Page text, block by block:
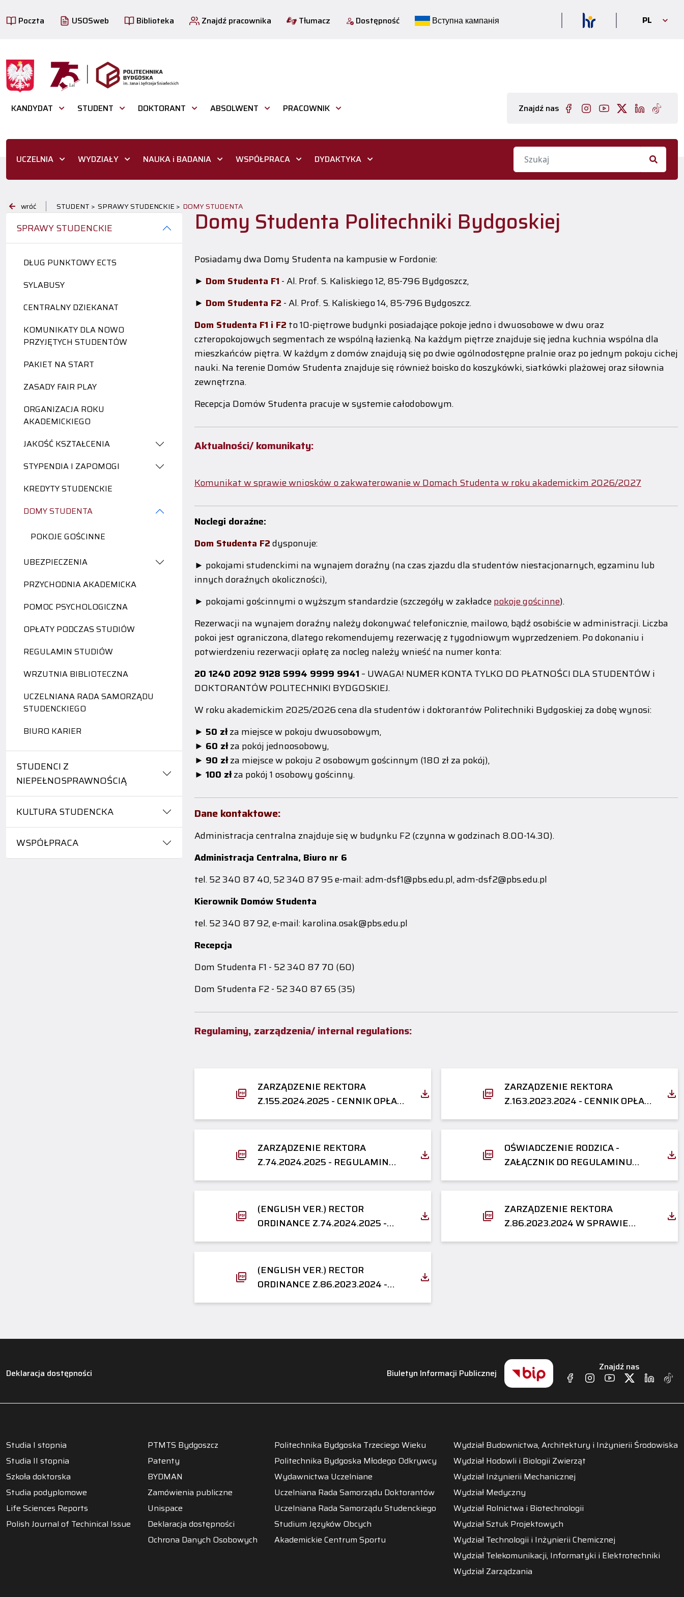
Poczta USOSweb Biblioteka Znajdź pracownika Tłumacz Dostępność Вступна кампанія PL
KANDYDAT STUDENT DOKTORANT ABSOLWENT PRACOWNIK Znajdź nas
UCZELNIA WYDZIAŁY NAUKA i BADANIA WSPÓŁPRACA DYDAKTYKA
wróć STUDENT > SPRAWY STUDENCKIE > DOMY STUDENTA
SPRAWY STUDENCKIE
DŁUG PUNKTOWY ECTS
SYLABUSY
CENTRALNY DZIEKANAT
KOMUNIKATY DLA NOWO
PRZYJĘTYCH STUDENTÓW
PAKIET NA START
ZASADY FAIR PLAY
ORGANIZACJA ROKU
AKADEMICKIEGO
JAKOŚĆ KSZTAŁCENIA
STYPENDIA I ZAPOMOGI
KREDYTY STUDENCKIE
DOMY STUDENTA
POKOJE GOŚCINNE
UBEZPIECZENIA
PRZYCHODNIA AKADEMICKA
POMOC PSYCHOLOGICZNA
OPŁATY PODCZAS STUDIÓW
REGULAMIN STUDIÓW
WRZUTNIA BIBLIOTECZNA
UCZELNIANA RADA SAMORZĄDU
STUDENCKIEGO
BIURO KARIER
STUDENCI Z
NIEPEŁNOSPRAWNOŚCIĄ
KULTURA STUDENCKA
WSPÓŁPRACA
Domy Studenta Politechniki Bydgoskiej
Posiadamy dwa Domy Studenta na kampusie w Fordonie:
► Dom Studenta F1 - Al. Prof. S. Kaliskiego 12, 85-796 Bydgoszcz,
► Dom Studenta F2 - Al. Prof. S. Kaliskiego 14, 85-796 Bydgoszcz.
Dom Studenta F1 i F2 to 10-piętrowe budynki posiadające pokoje jedno i dwuosobowe w dwu oraz
czteropokojowych segmentach ze wspólną łazienką. Na każdym piętrze znajduje się jedna kuchnia wspólna dla
mieszkańców piętra. W każdym z domów znajdują się po dwie ogólnodostępne pralnie oraz po jednym pokoju cichej
nauki. Na terenie Domów Studenta znajduje się również boisko do koszykówki, siatkówki plażowej oraz siłownia
zewnętrzna.
Recepcja Domów Studenta pracuje w systemie całodobowym.
Aktualności/ komunikaty:
Komunikat w sprawie wniosków o zakwaterowanie w Domach Studenta w roku akademickim 2026/2027
Noclegi doraźne:
Dom Studenta F2dysponuje:
► pokojami studenckimi na wynajem doraźny (na czas zjazdu dla studentów niestacjonarnych, egzaminu lub
innych doraźnych okoliczności),
► pokojami gościnnymi o wyższym standardzie (szczegóły w zakładcepokoje gościnne).
Rezerwacji na wynajem doraźny należy dokonywać telefonicznie, mailowo, bądź osobiście w administracji. Liczba
pokoi jest ograniczona, dlatego rekomendujemy rezerwację z tygodniowym wyprzedzeniem. Po dokonaniu i
potwierdzeniu rezerwacji opłatę za nocleg należy wnieść na numer konta:
20 1240 2092 9128 5994 9999 9941 – UWAGA! NUMER KONTA TYLKO DO PŁATNOŚCI DLA STUDENTÓW i
DOKTORANTÓW POLITECHNIKI BYDGOSKIEJ.
W roku akademickim 2025/2026 cena dla studentów i doktorantów Politechniki Bydgoskiej za dobę wynosi:
► 50 złza miejsce w pokoju dwuosobowym,
► 60 złza pokój jednoosobowy,
► 90 złza miejsce w pokoju 2 osobowym gościnnym (180 zł za pokój),
► 100 złza pokój 1 osobowy gościnny.
Dane kontaktowe:
Administracja centralna znajduje się w budynku F2 (czynna w godzinach 8.00-14.30).
Administracja Centralna, Biuro nr 6
tel. 52 340 87 40, 52 340 87 95 e-mail: adm-dsf1@pbs.edu.pl, adm-dsf2@pbs.edu.pl
Kierownik Domów Studenta
tel. 52 340 87 92, e-mail: karolina.osak@pbs.edu.pl
Recepcja
Dom Studenta F1 - 52 340 87 70 (60)
Dom Studenta F2 - 52 340 87 65 (35)
Regulaminy, zarządzenia/ internal regulations:
ZARZĄDZENIE REKTORA
Z.155.2024.2025 - CENNIK OPŁAT
ZARZĄDZENIE REKTORA
Z.163.2023.2024 - CENNIK OPŁAT
ZARZĄDZENIE REKTORA
Z.74.2024.2025 - REGULAMIN
OŚWIADCZENIE RODZICA -
ZAŁĄCZNIK DO REGULAMINU
(ENGLISH VER.) RECTOR
ORDINANCE Z.74.2024.2025 -
ZARZĄDZENIE REKTORA
Z.86.2023.2024 W SPRAWIE
(ENGLISH VER.) RECTOR
ORDINANCE Z.86.2023.2024 -
Deklaracja dostępności Biuletyn Informacji Publicznej
Znajdź nas
Studia I stopnia
Studia II stopnia
Szkoła doktorska
Studia podyplomowe
Life Sciences Reports
Polish Journal of Techinical Issue
PTMTS Bydgoszcz
Patenty
BYDMAN
Zamówienia publiczne
Unispace
Deklaracja dostępności
Ochrona Danych Osobowych
Politechnika Bydgoska Trzeciego Wieku
Politechnika Bydgoska Młodego Odkrywcy
Wydawnictwa Uczelniane
Uczelniana Rada Samorządu Doktorantów
Uczelniana Rada Samorządu Studenckiego
Studium Języków Obcych
Akademickie Centrum Sportu
Wydział Budownictwa, Architektury i Inżynierii Środowiska
Wydział Hodowli i Biologii Zwierząt
Wydział Inżynierii Mechanicznej
Wydział Medyczny
Wydział Rolnictwa i Biotechnologii
Wydział Sztuk Projektowych
Wydział Technologii i Inżynierii Chemicznej
Wydział Telekomunikacji, Informatyki i Elektrotechniki
Wydział Zarządzania